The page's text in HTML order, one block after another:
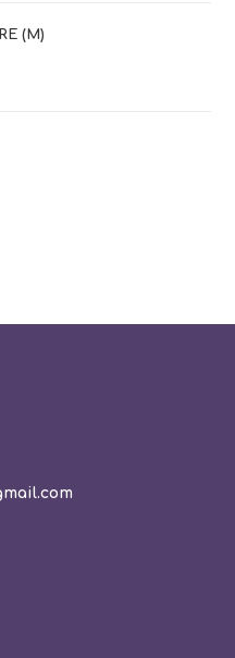
(M)
S’ouvre